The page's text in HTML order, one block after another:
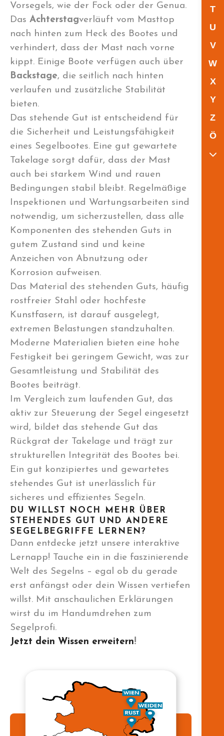
T
U
V
W
X
Y
Z
Ö
Vorsegels, wie der Fock oder der Genua.
DasAchterstagverläuft vom Masttop
nach hinten zum Heck des Bootes und
verhindert, dass der Mast nach vorne
kippt. Einige Boote verfügen auch über
Backstage, die seitlich nach hinten
verlaufen und zusätzliche Stabilität
bieten.
Das stehende Gut ist entscheidend für
die Sicherheit und Leistungsfähigkeit
eines Segelbootes. Eine gut gewartete
Takelage sorgt dafür, dass der Mast
auch bei starkem Wind und rauen
Bedingungen stabil bleibt. Regelmäßige
Inspektionen und Wartungsarbeiten sind
notwendig, um sicherzustellen, dass alle
Komponenten des stehenden Guts in
gutem Zustand sind und keine
Anzeichen von Abnutzung oder
Korrosion aufweisen.
Das Material des stehenden Guts, häufig
rostfreier Stahl oder hochfeste
Kunstfasern, ist darauf ausgelegt,
extremen Belastungen standzuhalten.
Moderne Materialien bieten eine hohe
Festigkeit bei geringem Gewicht, was zur
Gesamtleistung und Stabilität des
Bootes beiträgt.
Im Vergleich zum laufenden Gut, das
aktiv zur Steuerung der Segel eingesetzt
wird, bildet das stehende Gut das
Rückgrat der Takelage und trägt zur
strukturellen Integrität des Bootes bei.
Ein gut konzipiertes und gewartetes
stehendes Gut ist unerlässlich für
sicheres und effizientes Segeln.
DU WILLST NOCH MEHR ÜBER
STEHENDES GUT UND ANDERE
SEGELBEGRIFFE LERNEN?
Dann entdecke jetzt unsere interaktive
Lernapp! Tauche ein in die faszinierende
Welt des Segelns – egal ob du gerade
erst anfängst oder dein Wissen vertiefen
willst. Mit anschaulichen Erklärungen
wirst du im Handumdrehen zum
Segelprofi.
Jetzt dein Wissen erweitern!